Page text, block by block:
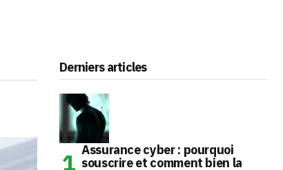
Derniers articles
Assurance cyber : pourquoi
souscrire et comment bien la